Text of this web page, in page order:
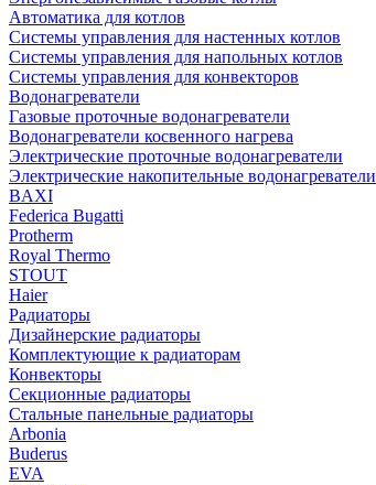
Автоматика для котлов
Системы управления для настенных котлов
Системы управления для напольных котлов
Системы управления для конвекторов
Водонагреватели
Газовые проточные водонагреватели
Водонагреватели косвенного нагрева
Электрические проточные водонагреватели
Электрические накопительные водонагреватели
BAXI
Federica Bugatti
Protherm
Royal Thermo
STOUT
Haier
Радиаторы
Дизайнерские радиаторы
Комплектующие к радиаторам
Конвекторы
Секционные радиаторы
Стальные панельные радиаторы
Arbonia
Buderus
EVA